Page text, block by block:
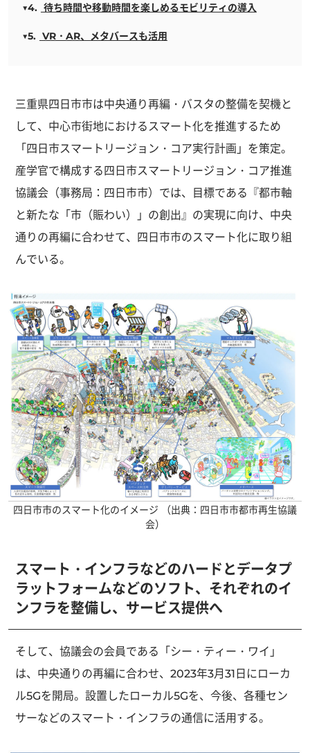
待ち時間や移動時間を楽しめるモビリティの導入
VR・AR、メタバースも活用
三重県四日市市は中央通り再編・バスタの整備を契機と
して、中心市街地におけるスマート化を推進するため
「四日市スマートリージョン・コア実行計画」を策定。
産学官で構成する四日市スマートリージョン・コア推進
協議会（事務局：四日市市）では、目標である『都市軸
と新たな「市（賑わい）」の創出』の実現に向け、中央
通りの再編に合わせて、四日市市のスマート化に取り組
んでいる。
四日市市のスマート化のイメージ
（出典：四日市市都市再生協議
会）
スマート・インフラなどのハードとデータプ
ラットフォームなどのソフト、それぞれのイ
ンフラを整備し、サービス提供へ
そして、協議会の会員である「シー・ティー・ワイ」
は、中央通りの再編に合わせ、2023年3月31日にローカ
ル5Gを開局。設置したローカル5Gを、今後、各種セン
サーなどのスマート・インフラの通信に活用する。